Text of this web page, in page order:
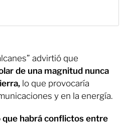
advirtió que
de una magnitud nunca
lo que provocaría
y en la energía.
que habrá conflictos entre